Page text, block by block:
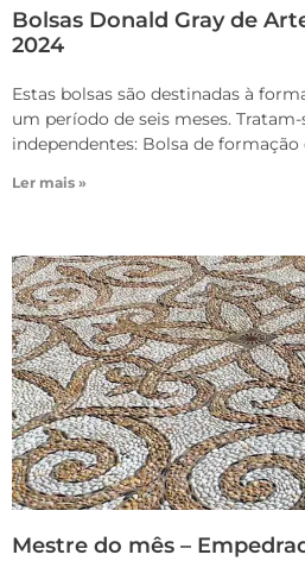
Bolsas Donald Gray de
2024
Estas bolsas são destinadas à
um período de seis meses.
independentes: Bolsa de formação
Ler mais »
Mestre do mês –